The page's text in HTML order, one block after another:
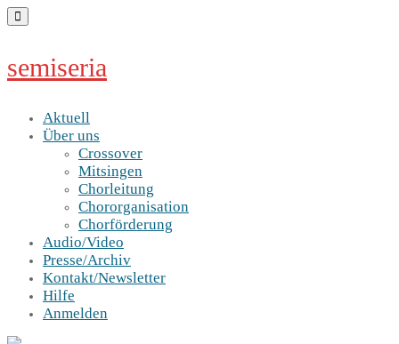
Skip
to
semiseria
Aktuell
Über uns
Crossover
Mitsingen
Chorleitung
Chororganisation
Chorförderung
Audio/Video
Presse/Archiv
Kontakt/Newsletter
Hilfe
Anmelden